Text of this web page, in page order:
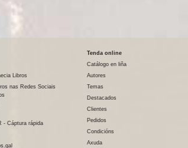
Libros
nas Redes Sociais
- Cáptura rápida
Tenda online
Catálogo en liña
Autores
Temas
Destacados
Clientes
Pedidos
Condicións
Axuda